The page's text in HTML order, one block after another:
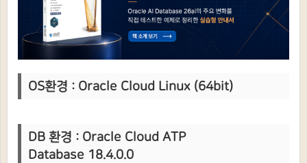
OS환경 : Oracle Cloud Linux (64bit)
DB 환경 : Oracle Cloud ATP
Database 18.4.0.0